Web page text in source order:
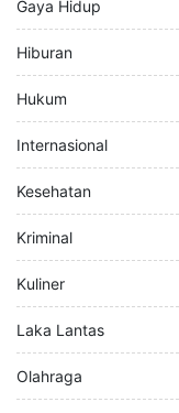
Gaya Hidup
Hiburan
Hukum
Internasional
Kesehatan
Kriminal
Kuliner
Laka Lantas
Olahraga